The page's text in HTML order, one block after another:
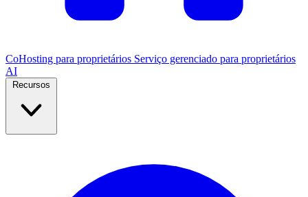
CoHosting para proprietários Serviço gerenciado para proprietários
AI